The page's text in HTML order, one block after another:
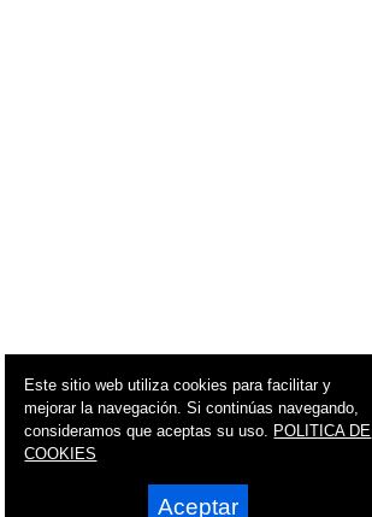
Este sitio web utiliza cookies para facilitar y
mejorar la navegación. Si continúas navegando,
consideramos que aceptas su uso. POLITICA DE
COOKIES
Aceptar